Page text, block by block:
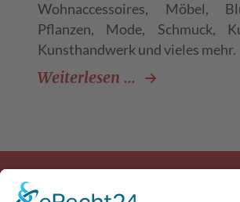
Wohnaccessoires, Möbel,
Pflanzen, Mode, Schmuck,
Kunsthandwerk und vieles mehr.
Weiterlesen … LebensArt